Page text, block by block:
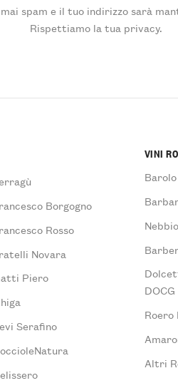
spam e il tuo indirizzo sarà
Rispettiamo la tua privacy.
Borgogno
Rosso
Novara
Piero
Serafino
VINI
DOCG
Roero
Altri